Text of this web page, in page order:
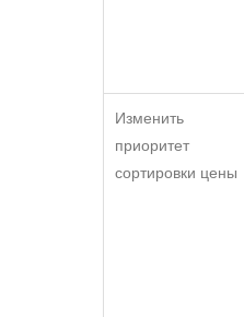
Изменить
приоритет
сортировки цены